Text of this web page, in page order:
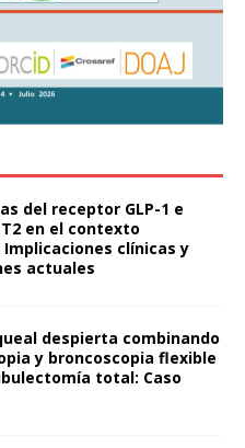
del receptor GLP-1 e
en el contexto
clínicas y
actuales
despierta combinando
y broncoscopia flexible
total: Caso